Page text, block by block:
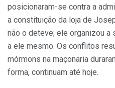
posicionaram-se contra a
a constituição da loja de
não o deteve; ele organizou a
a ele mesmo. Os conflitos
mórmons na maçonaria
forma, continuam até hoje.